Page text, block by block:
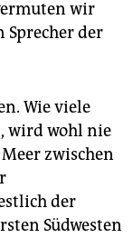
wir
Sprecher der
Wie viele
wird wohl nie
zwischen
der
Südwesten